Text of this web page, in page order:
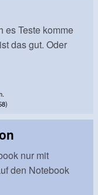
es Teste komme
das gut. Oder
nur mit
den Notebook